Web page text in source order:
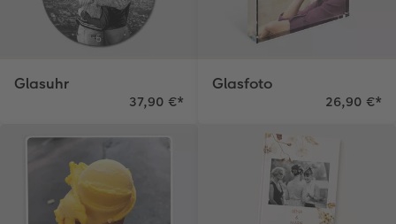
Glasuhr
37,90 €*
Glasfoto
26,90 €*